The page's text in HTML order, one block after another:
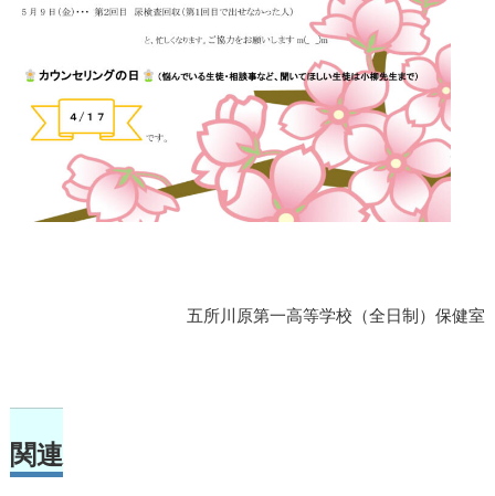
五所川原第一高等学校（全日制）保健室
関連